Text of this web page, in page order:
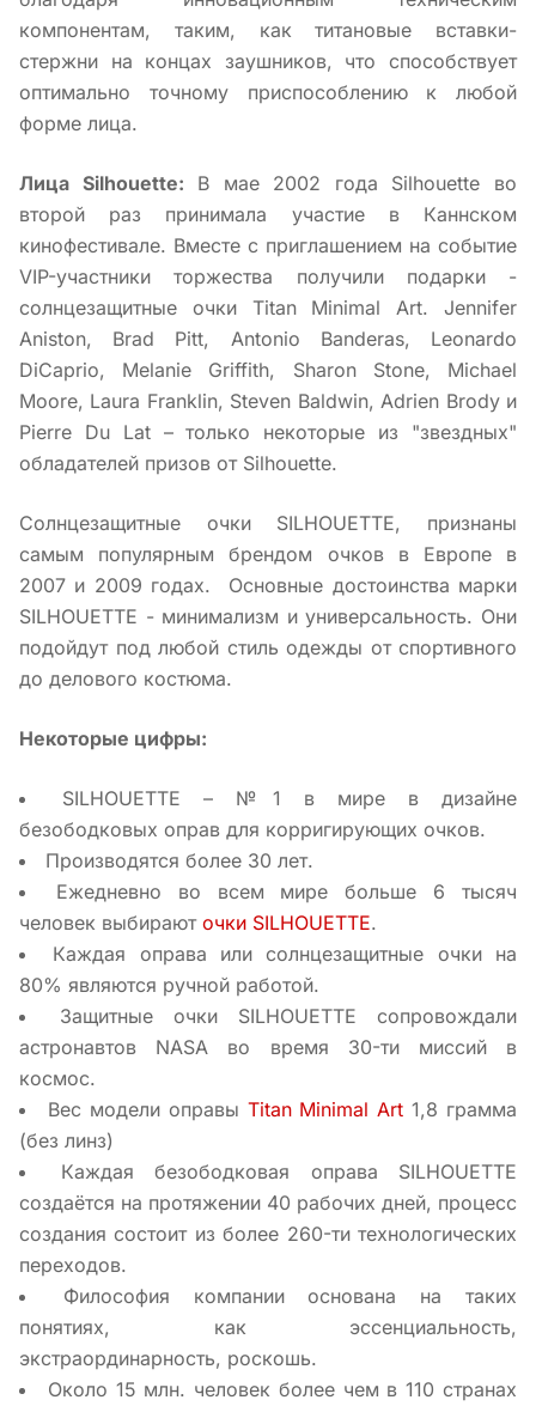
компонентам, таким, как титановые вставки-
стержни на концах заушников, что способствует
оптимально точному приспособлению к любой
форме лица.
Лица Silhouette: В мае 2002 года Silhouette во
второй раз принимала участие в Каннском
кинофестивале. Вместе с приглашением на событие
VIP-участники торжества получили подарки -
солнцезащитные очки Titan Minimal Art. Jennifer
Aniston, Brad Pitt, Antonio Banderas, Leonardo
DiCaprio, Melanie Griffith, Sharon Stone, Michael
Moore, Laura Franklin, Steven Baldwin, Adrien Brody и
Pierre Du Lat – только некоторые из "звездных"
обладателей призов от Silhouette.
Солнцезащитные очки SILHOUETTE, признаны
самым популярным брендом очков в Eвропе в
2007 и 2009 годах. Основные достоинства марки
SILHOUETTE - минимализм и универсальность. Они
подойдут под любой стиль одежды от спортивного
до делового костюма.
Некоторые цифры:
SILHOUETTE – №1 в мире в дизайне
безободковых оправ для корригирующих очков.
Производятся более 30 лет.
Ежедневно во всем мире больше 6 тысяч
человек выбирают очки SILHOUETTE.
Каждая оправа или солнцезащитные очки на
80% являются ручной работой.
Защитные очки SILHOUETTE сопровождали
астронавтов NASA во время 30-ти миссий в
космос.
Вес модели оправы Titan Minimal Art 1,8 грамма
(без линз)
Каждая безободковая оправа SILHOUETTE
создаётся на протяжении 40 рабочих дней, процесс
создания состоит из более 260-ти технологических
переходов.
Философия компании основана на таких
понятиях, как эссенциальность,
экстраординарность, роскошь.
Около 15 млн. человек более чем в 110 странах